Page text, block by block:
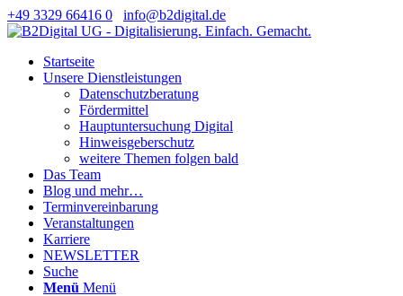
+49 3329 66416 0 info@b2digital.de
Startseite
Unsere Dienstleistungen
Datenschutzberatung
Fördermittel
Hauptuntersuchung Digital
Hinweisgeberschutz
weitere Themen folgen bald
Das Team
Blog und mehr…
Terminvereinbarung
Veranstaltungen
Karriere
NEWSLETTER
Suche
Menü Menü